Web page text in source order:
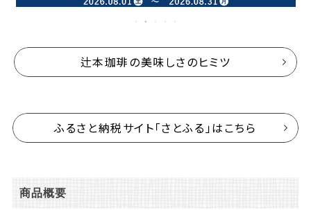
辻本珈琲の美味しさのヒミツ
ふるさと納税サイト「さとふる」はこちら
商品概要